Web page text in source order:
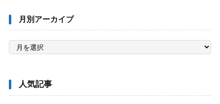
月別アーカイブ
月
ア
ブ
人気記事